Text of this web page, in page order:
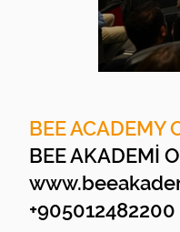
BEE ACADEMY
BEE AKADEMİ
+905012482200